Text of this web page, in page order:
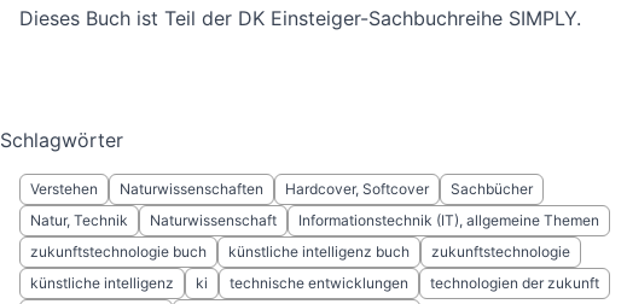
Dieses Buch ist Teil der DK Einsteiger-Sachbuchreihe SIMPLY.
Schlagwörter
Verstehen Naturwissenschaften Hardcover, Softcover
Sachbücher
Natur, Technik
Naturwissenschaft
Informationstechnik (IT), allgemeine Themen
zukunftstechnologie buch
künstliche intelligenz buch
zukunftstechnologie
künstliche intelligenz
ki technische entwicklungen
technologien der zukunft